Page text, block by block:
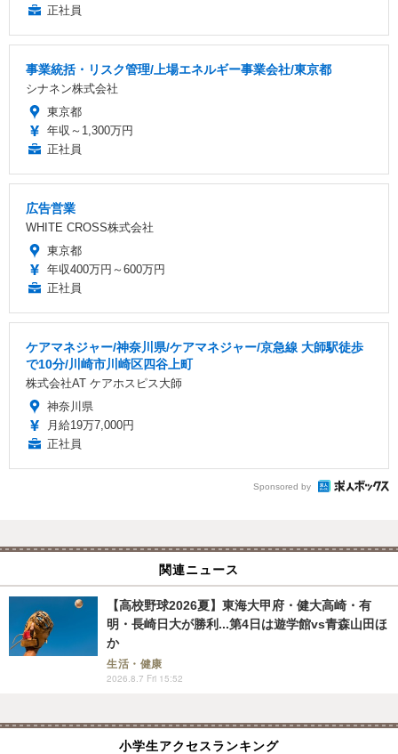
正社員
事業統括・リスク管理/上場エネルギー事業会社/東京都
シナネン株式会社
東京都
年収～1,300万円
正社員
広告営業
WHITE CROSS株式会社
東京都
年収400万円～600万円
正社員
ケアマネジャー/神奈川県/ケアマネジャー/京急線 大師駅徒歩
で10分/川崎市川崎区四谷上町
株式会社AT ケアホスピス大師
神奈川県
月給19万7,000円
正社員
Sponsored by
関連ニュース
【高校野球2026夏】東海大甲府・健大高崎・有
明・長崎日大が勝利...第4日は遊学館vs青森山田ほ
か
生活・健康
2026.8.7 Fri 15:52
小学生アクセスランキング